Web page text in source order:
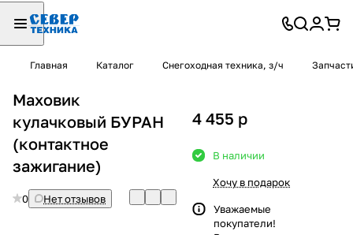
Главная Каталог Снегоходная техника, з/ч
Маховик
кулачковый БУРАН
(контактное
зажигание)
0 Нет отзывов
4 455 p
В наличии
Хочу в подарок
Уважаемые
покупатели!